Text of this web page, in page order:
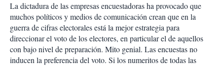
La dictadura de las empresas encuestadoras ha provocado que
muchos políticos y medios de comunicación crean que en la
guerra de cifras electorales está la mejor estrategia para
direccionar el voto de los electores, en particular el de aquellos
con bajo nivel de preparación. Mito genial. Las encuestas no
inducen la preferencia del voto. Si los numeritos de todas las